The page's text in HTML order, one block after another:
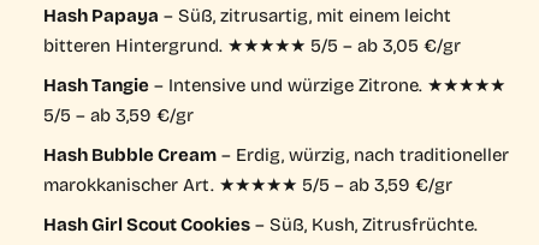
Hash Papaya – Süß, zitrusartig, mit einem leicht
bitteren Hintergrund. ★★★★★ 5/5 – ab 3,05 €/gr
Hash Tangie– Intensive und würzige Zitrone. ★★★★★
5/5 – ab 3,59 €/gr
Hash Bubble Cream– Erdig, würzig, nach traditioneller
marokkanischer Art. ★★★★★ 5/5 – ab 3,59 €/gr
Hash Girl Scout Cookies– Süß, Kush, Zitrusfrüchte.